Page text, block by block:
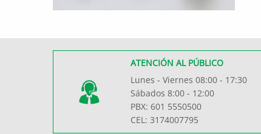
ATENCIÓN AL PÚBLICO
Lunes - Viernes 08:00 - 17:30
Sábados 8:00 - 12:00
PBX: 601 5550500
CEL: 3174007795